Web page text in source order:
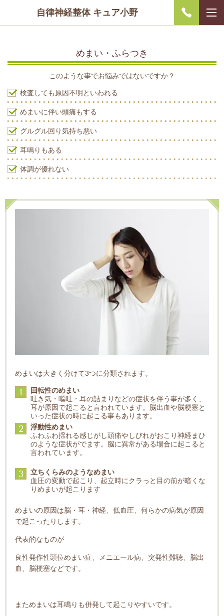
自律神経整体 キュア小野
めまい・ふらつき
このような事でお悩みではないですか？
検査しても原因不明といわれる
めまいに伴い頭痛もする
グルグル回り気持ち悪い
耳鳴りもある
体調が優れない
めまいは大きく分けて3つに分類されます。
1
回転性のめまい
吐き気・嘔吐・耳の詰まりなどの症状を伴う事が多く、
耳が原因で起こると言われています。脳出血や脳梗塞と
いった症状の時に起こる事もあります。
2
浮動性めまい
ふわふわ揺れる感じがし頭痛やしびれがおこり神経まひ
のような症状がでます。脳に異常がある場合に起こると
言われています。
3
立ちくらみのようなめまい
血圧の変動で起こり、起立時にクラっと目の前が暗くな
りめまいが起こります
めまいの原因は脳・耳・神経、低血圧、何らかの病気が原因
で起こったりします。
代表的なものが
良性発作性頭位めまい症、メニエール病、突発性難聴、脳出
血、脳梗塞などです。
まためまいは耳鳴りも併発して起こりやすいです。